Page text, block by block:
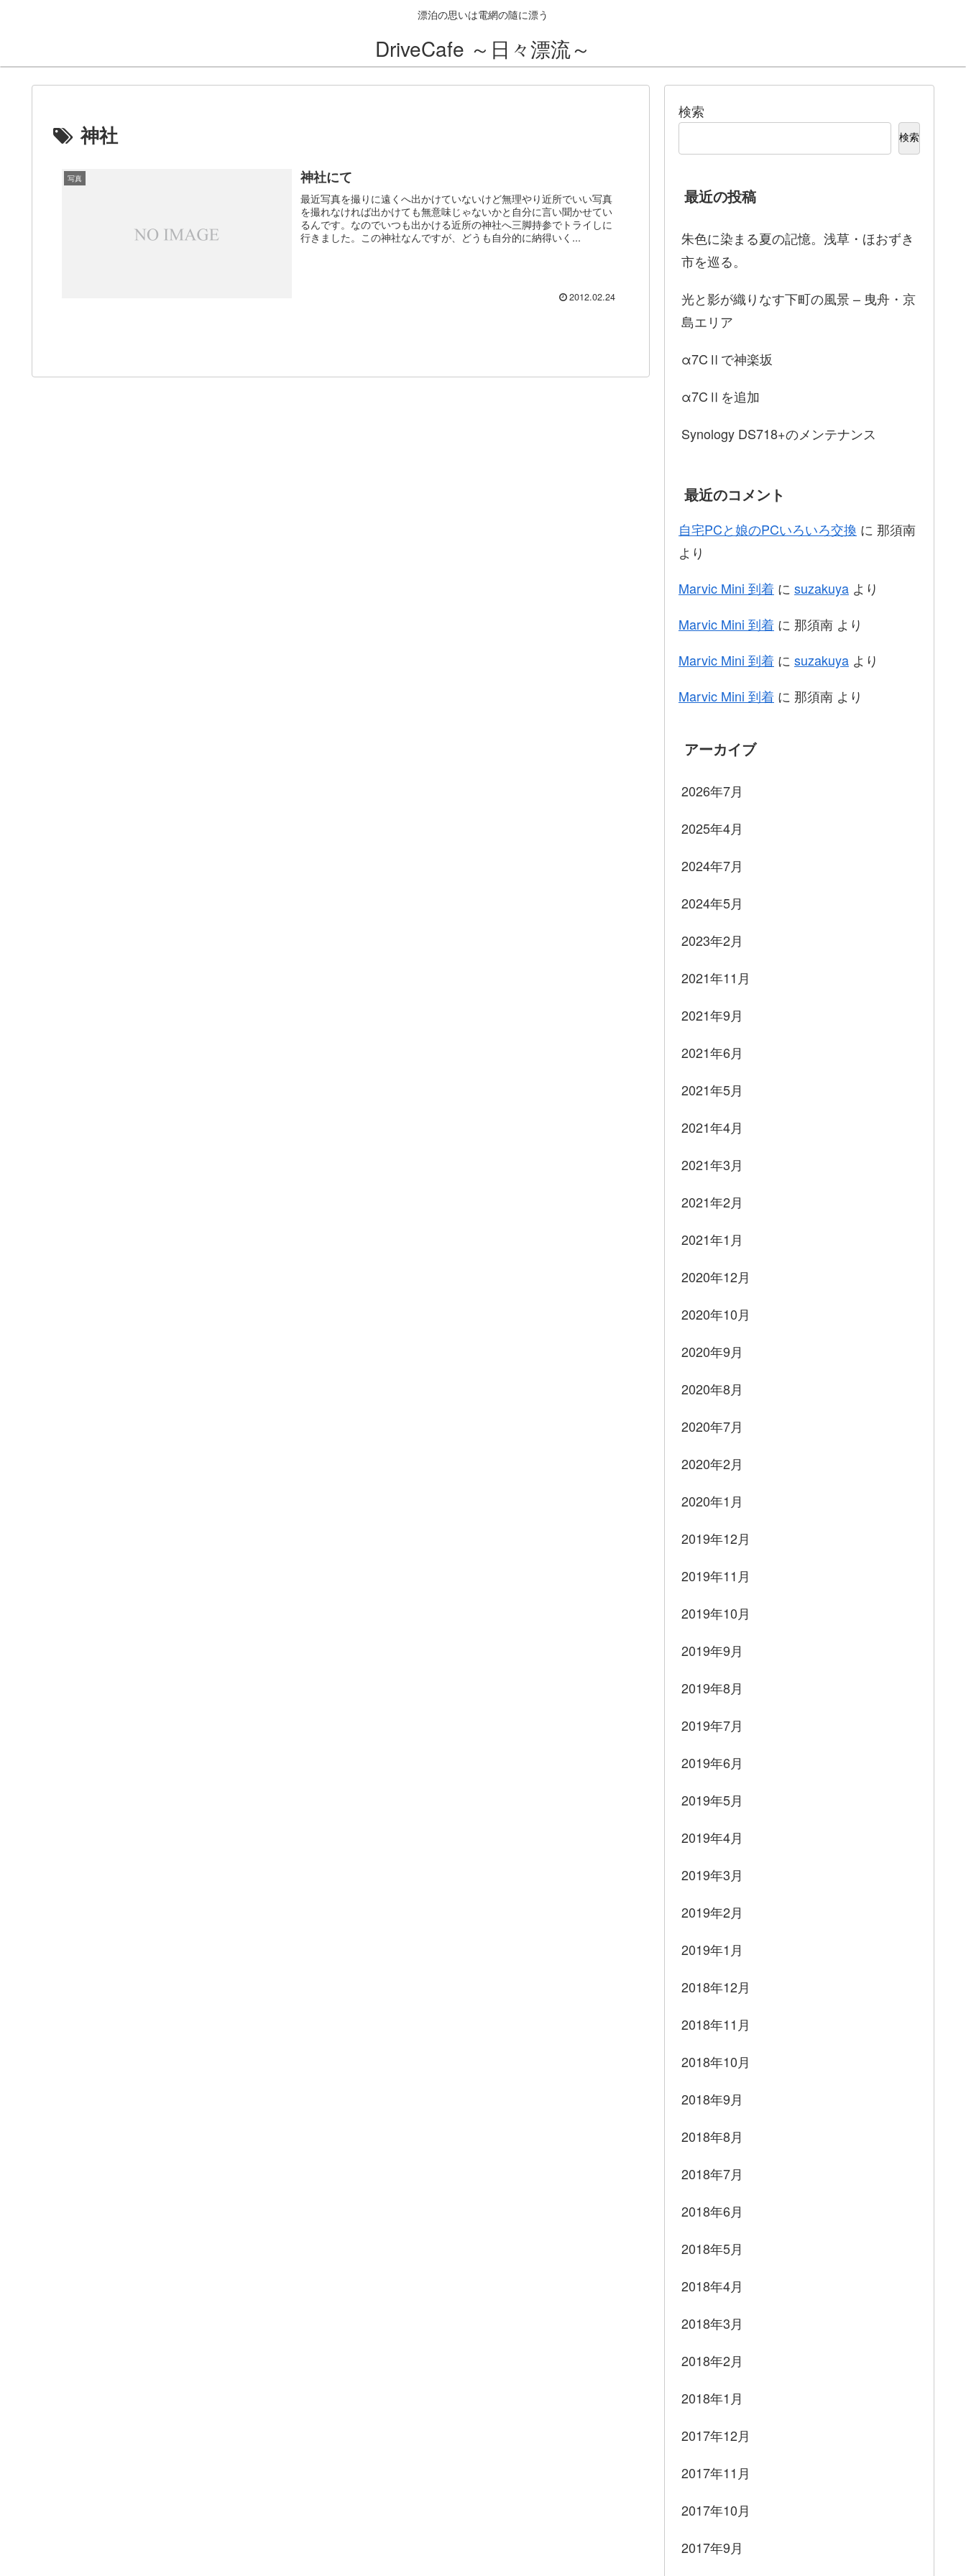
漂泊の思いは電網の隨に漂う
DriveCafe ～日々漂流～
神社
写真 神社にて
最近写真を撮りに遠くへ出かけていないけど無理やり近所でいい写真
を撮れなければ出かけても無意味じゃないかと自分に言い聞かせてい
るんです。なのでいつも出かける近所の神社へ三脚持参でトライしに
行きました。この神社なんですが、どうも自分的に納得いく...
2012.02.24
検索
検索
最近の投稿
朱色に染まる夏の記憶。浅草・ほおずき
市を巡る。
光と影が織りなす下町の風景 – 曳舟・京
島エリア
α7CⅡで神楽坂
α7CⅡを追加
Synology DS718+のメンテナンス
最近のコメント
自宅PCと娘のPCいろいろ交換 に 那須南
より
Marvic Mini 到着 に suzakuya より
Marvic Mini 到着 に 那須南 より
Marvic Mini 到着 に suzakuya より
Marvic Mini 到着 に 那須南 より
アーカイブ
2026年7月
2025年4月
2024年7月
2024年5月
2023年2月
2021年11月
2021年9月
2021年6月
2021年5月
2021年4月
2021年3月
2021年2月
2021年1月
2020年12月
2020年10月
2020年9月
2020年8月
2020年7月
2020年2月
2020年1月
2019年12月
2019年11月
2019年10月
2019年9月
2019年8月
2019年7月
2019年6月
2019年5月
2019年4月
2019年3月
2019年2月
2019年1月
2018年12月
2018年11月
2018年10月
2018年9月
2018年8月
2018年7月
2018年6月
2018年5月
2018年4月
2018年3月
2018年2月
2018年1月
2017年12月
2017年11月
2017年10月
2017年9月